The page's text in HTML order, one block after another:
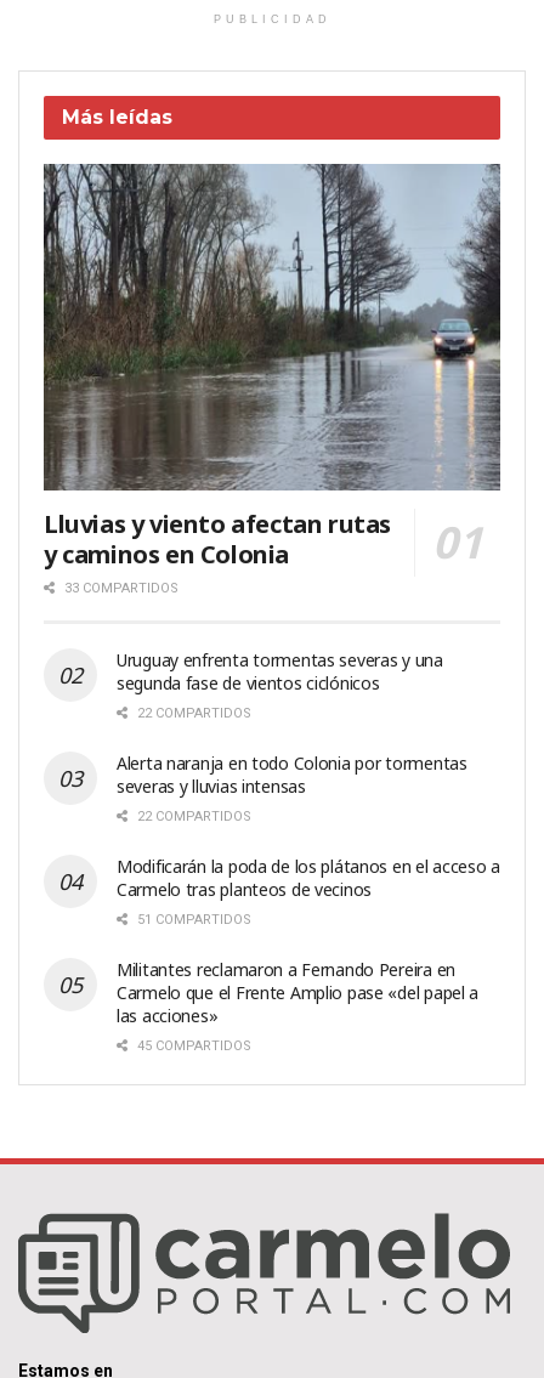
PUBLICIDAD
Más leídas
Lluvias y viento afectan rutas
y caminos en Colonia
33 COMPARTIDOS
Uruguay enfrenta tormentas severas y una
segunda fase de vientos ciclónicos
22 COMPARTIDOS
Alerta naranja en todo Colonia por tormentas
severas y lluvias intensas
22 COMPARTIDOS
Modificarán la poda de los plátanos en el acceso a
Carmelo tras planteos de vecinos
51 COMPARTIDOS
Militantes reclamaron a Fernando Pereira en
Carmelo que el Frente Amplio pase «del papel a
las acciones»
45 COMPARTIDOS
Estamos en